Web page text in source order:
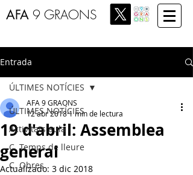
AFA 9 GRAONS
Entrada
ÚLTIMES NOTÍCIES
Activitats aula
C. Temps de lleure
C. Obres
ÚLTIMES NOTÍCIES
19 d'abril: Assemblea
general
AFA 9 GRAONS
12 abr 20181 min de lectura
Actualizado: 3 dic 2018